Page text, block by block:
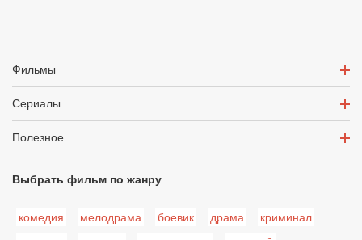
Фильмы
Сериалы
Полезное
Выбрать фильм по жанру
комедия мелодрама боевик драма
криминал